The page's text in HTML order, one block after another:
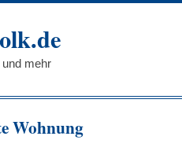
mehr
Wohnung